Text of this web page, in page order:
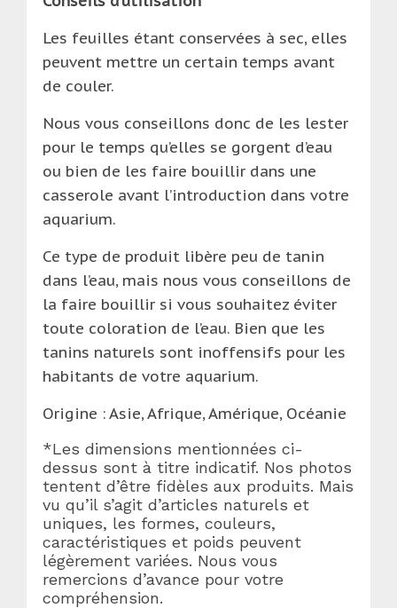
Les feuilles étant conservées à sec, elles
peuvent mettre un certain temps avant
de couler.
Nous vous conseillons donc de les lester
pour le temps qu’elles se gorgent d’eau
ou bien de les faire bouillir dans une
casserole avant l’introduction dans votre
aquarium.
Ce type de produit libère peu de tanin
dans l’eau, mais nous vous conseillons de
la faire bouillir si vous souhaitez éviter
toute coloration de l’eau. Bien que les
tanins naturels sont inoffensifs pour les
habitants de votre aquarium.
Origine : Asie, Afrique, Amérique, Océanie
*Les dimensions mentionnées ci-
dessus sont à titre indicatif. Nos photos
tentent d’être fidèles aux produits. Mais
vu qu’il s’agit d’articles naturels et
uniques, les formes, couleurs,
caractéristiques et poids peuvent
légèrement variées. Nous vous
remercions d’avance pour votre
compréhension.